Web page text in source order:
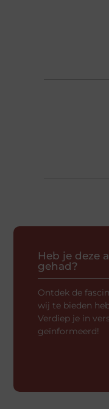
Heb je deze
gehad?
Ontdek de
wij te bieden
Verdiep je in
geïnformeerd!